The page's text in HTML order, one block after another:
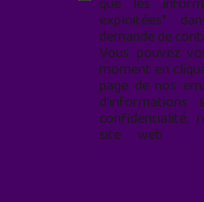
exploitées*
demande de
Vous pouvez
moment en
page de nos
d'informations
confidentialité,
site web